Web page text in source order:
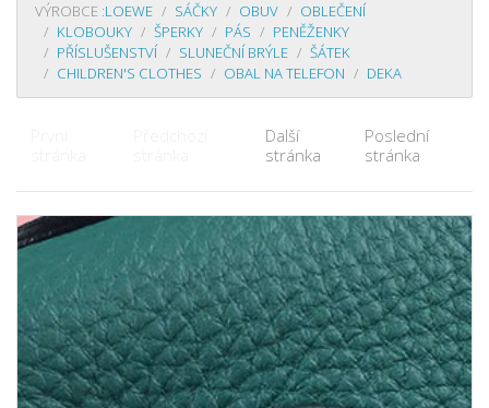
VÝROBCE :LOEWE SÁČKY OBUV
OBLEČENÍ
KLOBOUKY
ŠPERKY PÁS
PENĚŽENKY
PŘÍSLUŠENSTVÍ
SLUNEČNÍ BRÝLE
ŠÁTEK
CHILDREN'S CLOTHES
OBAL NA TELEFON DEKA
Další
stránka
Poslední
stránka